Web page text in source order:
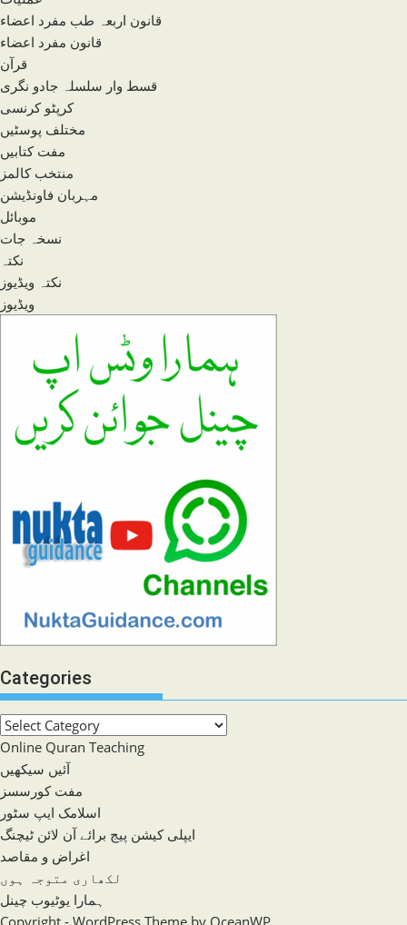
قانون اربعہ طب مفرد اعضاء
قانون مفرد اعضاء
قرآن
قسط وار سلسلہ جادو نگری
کرپٹو کرنسی
مختلف پوسٹیں
مفت کتابیں
منتخب کالمز
مہربان فاونڈیشن
موبائل
نسخہ جات
نکتہ
نکتہ ویڈیوز
ویڈیوز
Categories
Categories
Online Quran Teaching
آئیں سیکھیں
مفت کورسسز
اسلامک ایپ سٹور
ایپلی کیشن پیج برائے آن لائن ٹیچنگ
اغراض و مقاصد
لکھاری متوجہ ہوں
ہمارا یوٹیوب چینل